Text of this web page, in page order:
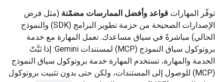
توفّر المهارات قواعد وأفضل الممارسات مضمّنة (مثل فرض
الإصدارات الصحيحة من حزمة تطوير البرامج (SDK) والنموذج
الحالي) مباشرةً في سياق مساعدك. تعمل المهارة مع خدمة
بروتوكول سياق النموذج (MCP) لمستندات Gemini: إذا ثبَّتّ
الخدمة والمهارة، تستخدم المهارة خدمة بروتوكول سياق النموذج
(MCP) للوصول إلى المستندات، ولكن حتى بدون تثبيت بروتوكول